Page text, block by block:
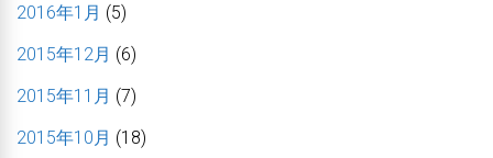
2016年1月 (5)
2015年12月 (6)
2015年11月 (7)
2015年10月 (18)